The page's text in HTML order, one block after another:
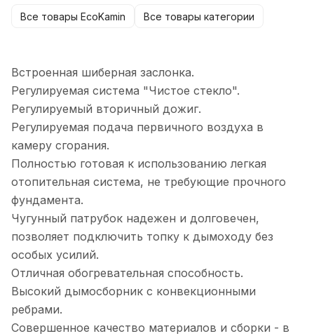
Все товары EcoKamin Все товары категории
Встроенная шиберная заслонка.
Регулируемая система "Чистое стекло".
Регулируемый вторичный дожиг.
Регулируемая подача первичного воздуха в
камеру сгорания.
Полностью готовая к использованию легкая
отопительная система, не требующие прочного
фундамента.
Чугунный патрубок надежен и долговечен,
позволяет подключить топку к дымоходу без
особых усилий.
Отличная обогревательная способность.
Высокий дымосборник с конвекционными
ребрами.
Совершенное качество материалов и сборки - в